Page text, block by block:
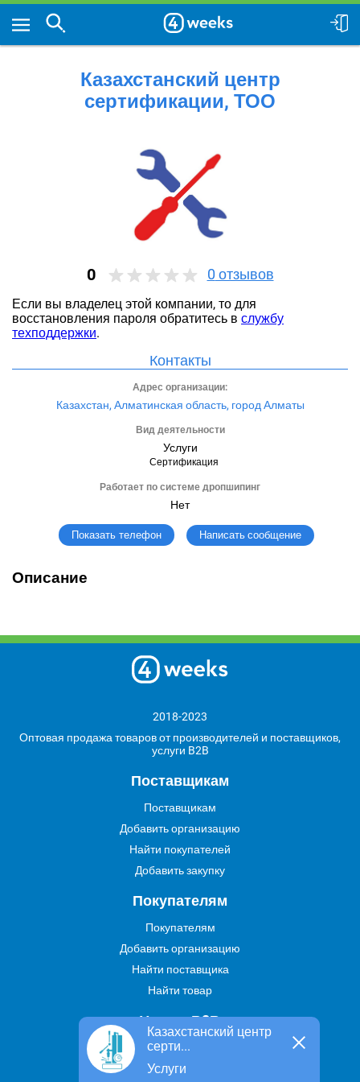
Казахстанский центр
сертификации, ТОО
0 0 отзывов
Если вы владелец этой компании, то для
восстановления пароля обратитесь в службу
техподдержки.
Контакты
Адрес организации:
Казахстан, Алматинская область, город Алматы
Вид деятельности
Услуги
Сертификация
Работает по системе дропшипинг
Нет
Показать телефон Написать сообщение
Описание
Казахстанский центр
серти...
Услуги
2018-2023
Оптовая продажа товаров от производителей и поставщиков,
услуги B2B
Поставщикам
Поставщикам
Добавить организацию
Найти покупателей
Добавить закупку
Покупателям
Покупателям
Добавить организацию
Найти поставщика
Найти товар
Услуги В2В
Найти услугу
Предложить свою услугу